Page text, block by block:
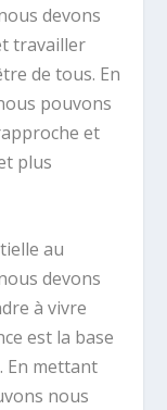
devons
travailler
de tous. En
pouvons
et
plus
au
devons
à vivre
est la base
En mettant
nous